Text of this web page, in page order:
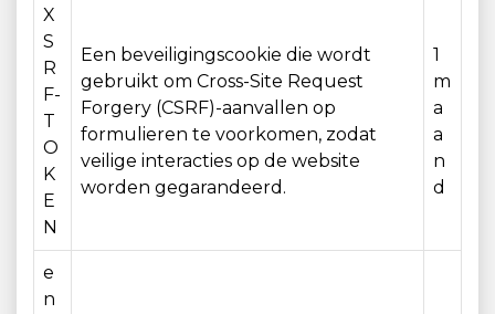
X
S
R
F-
T
O
K
E
N
Een beveiligingscookie die wordt
gebruikt om Cross-Site Request
Forgery (CSRF)-aanvallen op
formulieren te voorkomen, zodat
veilige interacties op de website
worden gegarandeerd.
1
m
a
a
n
d
e
n